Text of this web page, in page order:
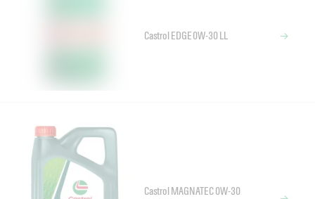
Castrol EDGE 0W-30 LL
Castrol MAGNATEC 0W-30